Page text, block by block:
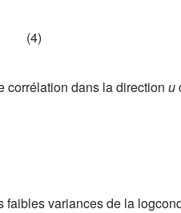
(4)
corrélation dans la direction u
faibles variances de la